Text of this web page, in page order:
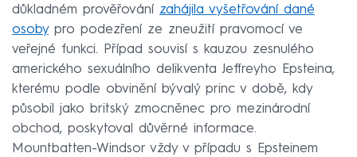
důkladném prověřování zahájila vyšetřování dané
osobypro podezření ze zneužití pravomocí ve
veřejné funkci. Případ souvisí s kauzou zesnulého
amerického sexuálního delikventa Jeffreyho Epsteina,
kterému podle obvinění bývalý princ v době, kdy
působil jako britský zmocněnec pro mezinárodní
obchod, poskytoval důvěrné informace.
Mountbatten-Windsor vždy v případu s Epsteinem